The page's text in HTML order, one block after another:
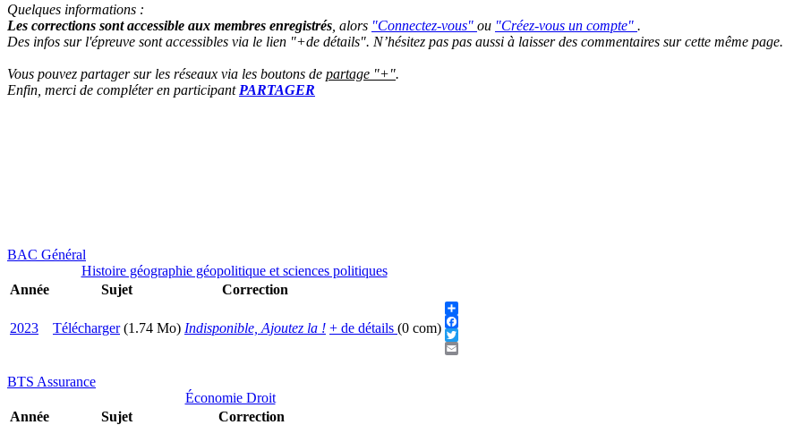
Quelques informations :
Les corrections sont accessible aux membres enregistrés , alors "Connectez-vous" ou "Créez-vous un compte" .
Des infos sur l'épreuve sont accessibles via le lien "+de détails". N’hésitez pas pas aussi à laisser des commentaires sur cette même page.
Vous pouvez partager sur les réseaux via les boutons de partage "+".
Enfin, merci de compléter en participant PARTAGER
BAC Général
Histoire géographie géopolitique et sciences politiques
Année
Sujet Correction
2023 Télécharger (1.74 Mo) Indisponible, Ajoutez la ! + de détails (0 com) Share
Facebook
Twitter
BTS Assurance
Économie Droit
Année
Sujet Correction